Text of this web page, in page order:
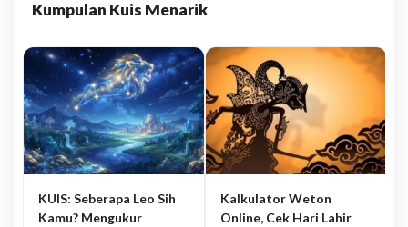
Kumpulan Kuis Menarik
KUIS: Seberapa Leo Sih
Kamu? Mengukur
Kalkulator Weton
Online, Cek Hari Lahir